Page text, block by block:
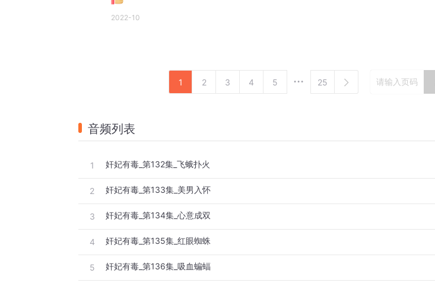
2022-10
1 2 3 4 5 25
音频列表
1 奸妃有毒_第132集_飞蛾扑火
2 奸妃有毒_第133集_美男入怀
3 奸妃有毒_第134集_心意成双
4 奸妃有毒_第135集_红眼蜘蛛
5 奸妃有毒_第136集_吸血蝙蝠